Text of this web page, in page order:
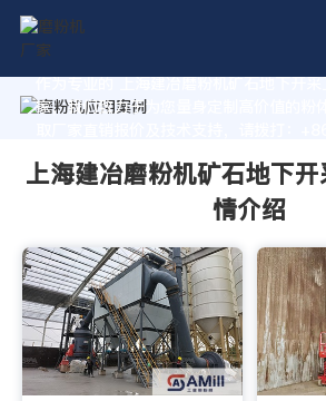
作为专业的 上海建冶磨粉机矿石地下开
家，我们致力于为您量身定制高价值的粉
上海建冶磨粉机矿石地下
情介绍